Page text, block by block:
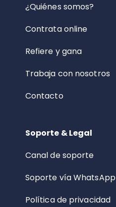
¿Quiénes somos?
Contrata online
Refiere y gana
Trabaja con nosotros
Contacto
Soporte & Legal
Canal de soporte
Soporte vía WhatsApp
Política de privacidad